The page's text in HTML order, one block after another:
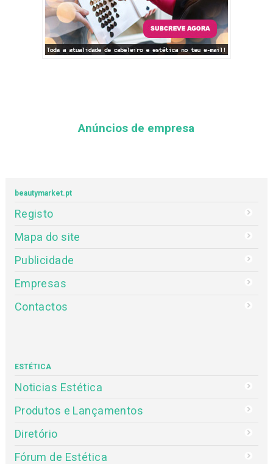
Anúncios de empresa
beautymarket.pt
Registo
Mapa do site
Publicidade
Empresas
Contactos
ESTÉTICA
Noticias Estética
Produtos e Lançamentos
Diretório
Fórum de Estética